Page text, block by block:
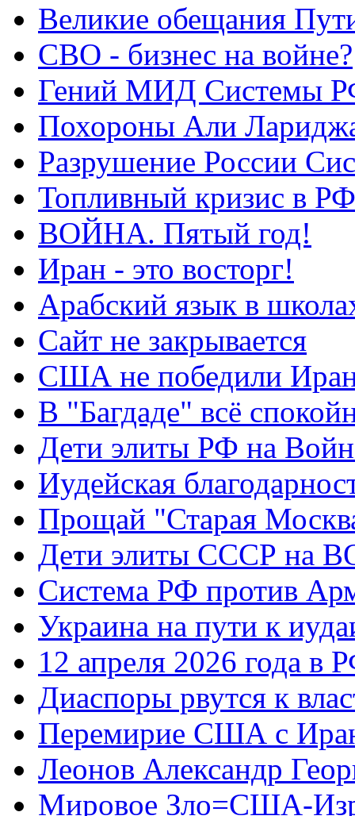
Великие обещания
СВО - бизнес на войне?
Гений МИД Системы
Похороны Али
Разрушение России
Топливный кризис в РФ
ВОЙНА. Пятый год!
Иран - это восторг!
Арабский язык в
Сайт не закрывается
США не победили
В "Багдаде" всё
Дети элиты РФ на
Иудейская
Прощай "Старая
Дети элиты СССР на
Система РФ против
Украина на пути к
12 апреля 2026 года в
Диаспоры рвутся к
Перемирие США с
Леонов Александр
Мировое Зло=США-